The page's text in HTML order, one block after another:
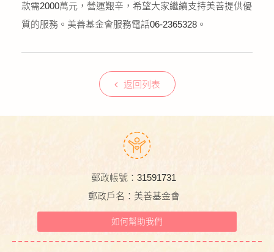
款需2000萬元，營運艱辛，希望大家繼續支持美善提供優
質的服務。美善基金會服務電話06-2365328。
返回列表
郵政帳號：31591731
郵政戶名：美善基金會
如何幫助我們